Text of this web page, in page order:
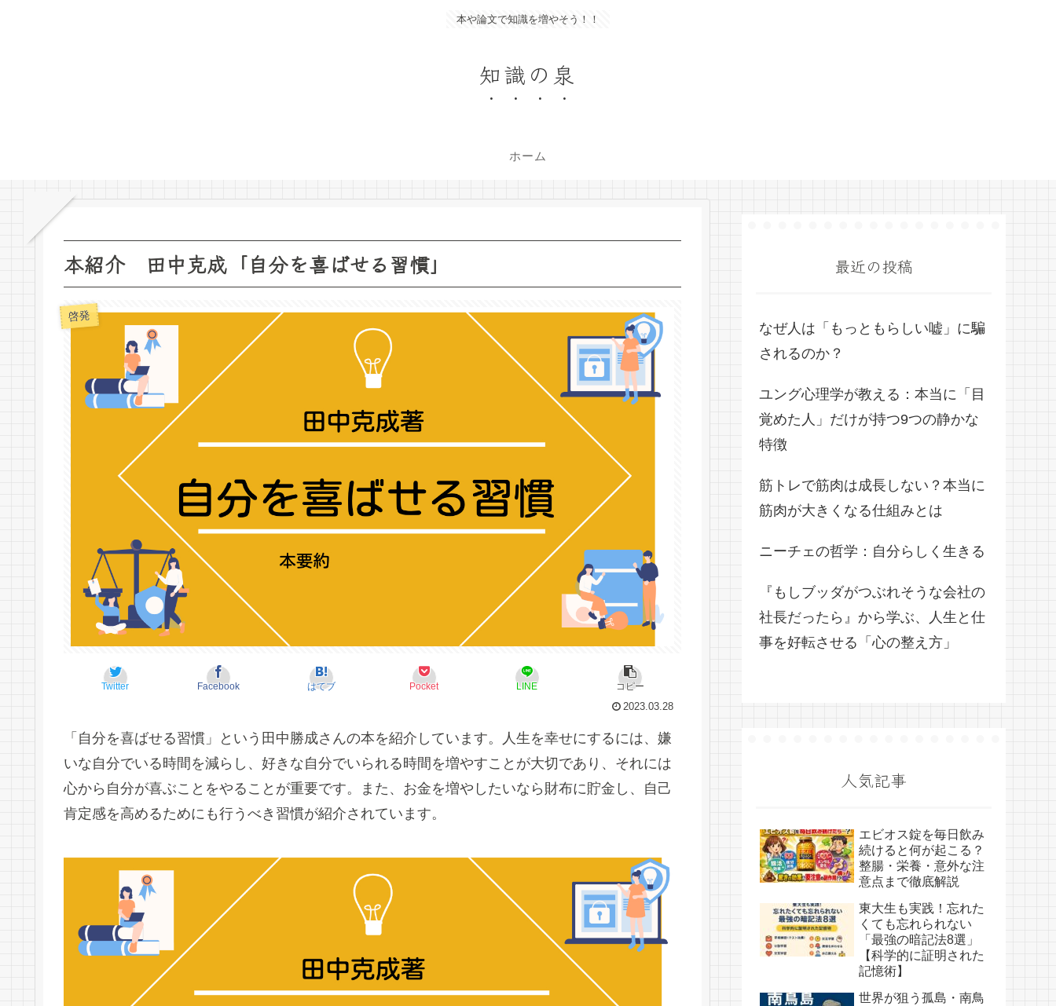
本や論文で知識を増やそう！！
知識の泉
ホーム
本紹介 田中克成「自分を喜ばせる習慣」
啓発
Twitter Facebook はてブ Pocket LINE
コピー
2023.03.28
「自分を喜ばせる習慣」という田中勝成さんの本を紹介しています。人生を幸せにするには、嫌
いな自分でいる時間を減らし、好きな自分でいられる時間を増やすことが大切であり、それには
心から自分が喜ぶことをやることが重要です。また、お金を増やしたいなら財布に貯金し、自己
肯定感を高めるためにも行うべき習慣が紹介されています。
最近の投稿
なぜ人は「もっともらしい嘘」に騙
されるのか？
ユング心理学が教える：本当に「目
覚めた人」だけが持つ9つの静かな
特徴
筋トレで筋肉は成長しない？本当に
筋肉が大きくなる仕組みとは
ニーチェの哲学：自分らしく生きる
『もしブッダがつぶれそうな会社の
社長だったら』から学ぶ、人生と仕
事を好転させる「心の整え方」
人気記事
エビオス錠を毎日飲み
続けると何が起こる？
整腸・栄養・意外な注
意点まで徹底解説
東大生も実践！忘れた
くても忘れられない
「最強の暗記法8選」
【科学的に証明された
記憶術】
世界が狙う孤島・南鳥